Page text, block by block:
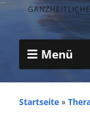
Menü
Startseite »